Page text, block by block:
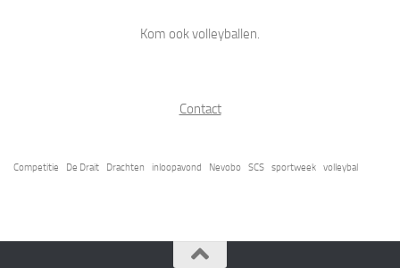
Kom ook volleyballen.
Contact
Competitie De Drait Drachten inloopavond Nevobo SCS sportweek volleybal